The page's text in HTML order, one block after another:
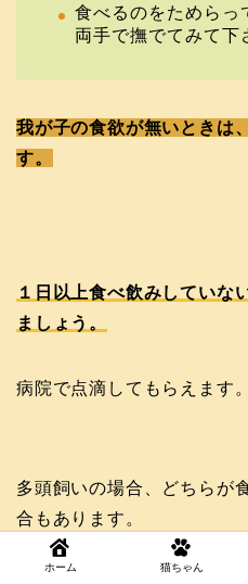
食べるのをためらっ
両手で撫でてみて下
我が子の食欲が無いときは
す。
１日以上食べ飲みしていな
ましょう。
病院で点滴してもらえます。
多頭飼いの場合、どちらが
合もあります。
ホーム 猫ちゃん